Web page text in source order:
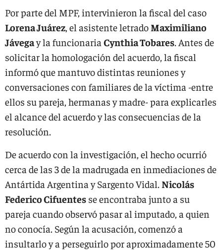
Por parte del MPF, intervinieron la fiscal del caso
Lorena Juárez, el asistente letrado Maximiliano
Jávegay la funcionaria Cynthia Tobares. Antes de
solicitar la homologación del acuerdo, la fiscal
informó que mantuvo distintas reuniones y
conversaciones con familiares de la víctima -entre
ellos su pareja, hermanas y madre- para explicarles
el alcance del acuerdo y las consecuencias de la
resolución.
De acuerdo con la investigación, el hecho ocurrió
cerca de las 3 de la madrugada en inmediaciones de
Antártida Argentina y Sargento Vidal. Nicolás
Federico Cifuentes se encontraba junto a su
pareja cuando observó pasar al imputado, a quien
no conocía. Según la acusación, comenzó a
insultarlo y a perseguirlo por aproximadamente 50